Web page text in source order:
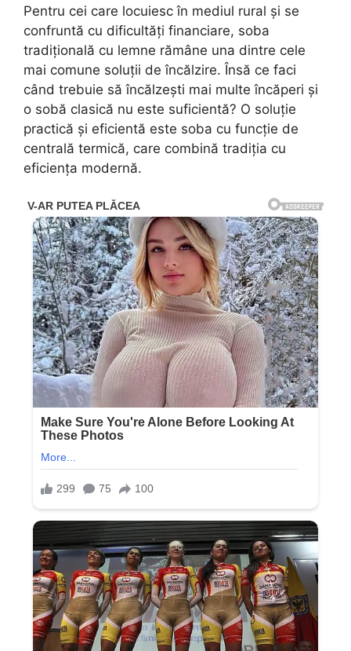
Pentru cei care locuiesc în mediul rural și se
confruntă cu dificultăți financiare, soba
tradițională cu lemne rămâne una dintre cele
mai comune soluții de încălzire. Însă ce faci
când trebuie să încălzești mai multe încăperi și
o sobă clasică nu este suficientă? O soluție
practică și eficientă este soba cu funcție de
centrală termică, care combină tradiția cu
eficiența modernă.